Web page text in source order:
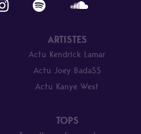
ARTISTES
Actu Kendrick Lamar
Actu Joey Bada$$
Actu Kanye West
TOPS